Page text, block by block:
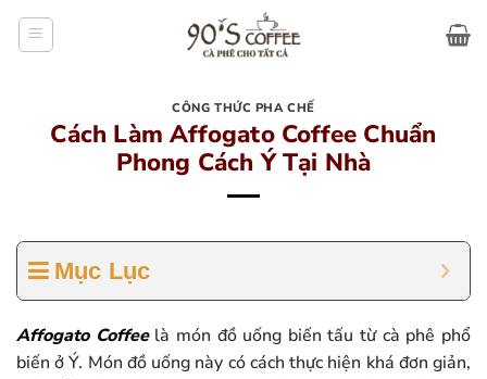
CÔNG THỨC PHA CHẾ
Cách Làm Affogato Coffee Chuẩn
Phong Cách Ý Tại Nhà
Mục Lục
Affogato Coffeelà món đồ uống biến tấu từ cà phê phổ
biến ở Ý. Món đồ uống này có cách thực hiện khá đơn giản,